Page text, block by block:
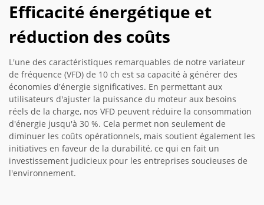
Efficacité énergétique et
réduction des coûts
L'une des caractéristiques remarquables de notre variateur
de fréquence (VFD) de 10 ch est sa capacité à générer des
économies d'énergie significatives. En permettant aux
utilisateurs d'ajuster la puissance du moteur aux besoins
réels de la charge, nos VFD peuvent réduire la consommation
d'énergie jusqu'à 30 %. Cela permet non seulement de
diminuer les coûts opérationnels, mais soutient également les
initiatives en faveur de la durabilité, ce qui en fait un
investissement judicieux pour les entreprises soucieuses de
l'environnement.